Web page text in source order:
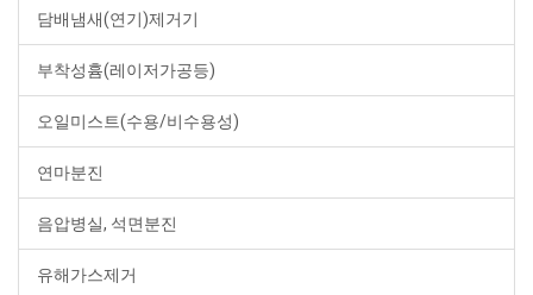
담배냄새(연기)제거기
부착성흄(레이저가공등)
오일미스트(수용/비수용성)
연마분진
음압병실, 석면분진
유해가스제거